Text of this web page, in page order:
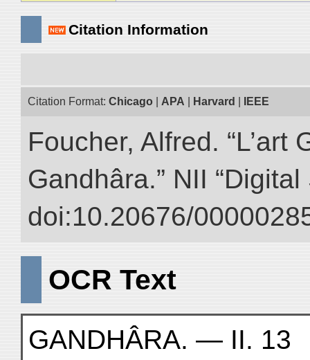
Citation Information
Citation Format: Chicago APA Harvard IEEE
Foucher, Alfred.
Gandhâra.” NII
doi:10.20676/
OCR Text
GANDHÂRA. — II. 13